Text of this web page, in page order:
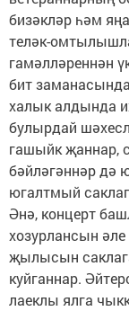
бизәкләр һәм
теләк-
гамәлләреннән
бит
халык алдында
булырдай
гашыйк җаннар,
бәйләгәннәр дә
югалтмый
Әнә, концерт
хозурлансын
җылысын
куйганнар.
лаеклы ялга